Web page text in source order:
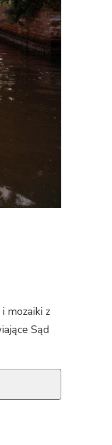
mozaiki z
Sąd